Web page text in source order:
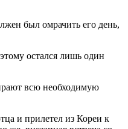
был омрачить его день,
остался лишь один
всю необходимую
и прилетел из Кореи к